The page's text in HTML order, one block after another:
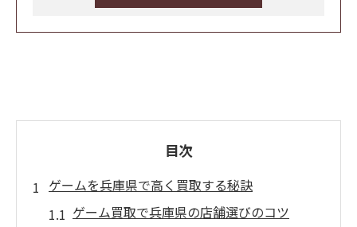
目次
ゲームを兵庫県で高く買取する秘訣
ゲーム買取で兵庫県の店舗選びのコツ